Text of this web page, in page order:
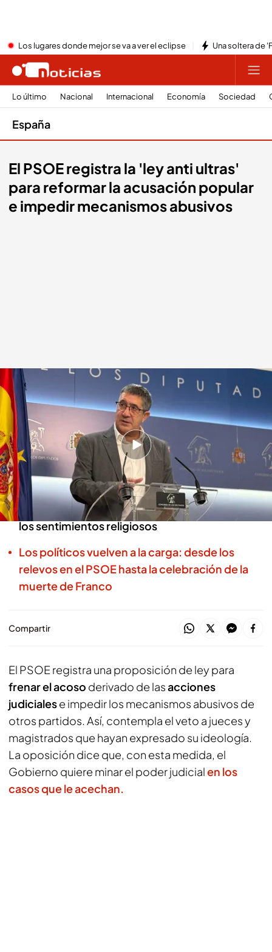
Los lugares donde mejor se va a ver el eclipse Una soltera de
Lo último Nacional Internacional Economía Sociedad
España
El PSOE registra la 'ley anti ultras'
para reformar la acusación popular
e impedir mecanismos abusivos
El PSOE registra la 'ley anti ultras'
Redacción digital Noticias Cuatro Agencia EFE
10 ENE 2025 - 17:35h.
El PSOE quiere que los partidos políticos y sus
asociaciones afines ya no puedan ser
acusación popular
El partido quiere eliminar el delito de ofensa a
los sentimientos religiosos
Los políticos vuelven a la carga: desde los
relevos en el PSOE hasta la celebración de la
muerte de Franco
Compartir
El PSOE registra una proposición de ley para
frenar el acoso derivado de lasacciones
judicialese impedir los mecanismos abusivos de
otros partidos. Así, contempla el veto a jueces y
magistrados que hayan expresado su ideología.
La oposición dice que, con esta medida, el
Gobierno quiere minar el poder judicialen los
casos que le acechan.